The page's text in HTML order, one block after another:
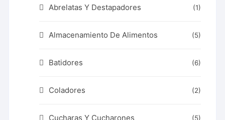
Abrelatas Y Destapadores (1)
Almacenamiento De Alimentos (5)
Batidores (6)
Coladores (2)
Cucharas Y Cucharones (5)